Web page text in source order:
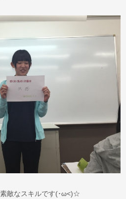
素敵なスキルです(･ω<)☆